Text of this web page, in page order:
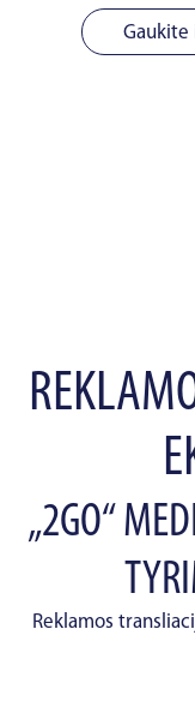
Gaukite
„2GO“
Reklamos